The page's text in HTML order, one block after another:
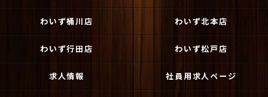
わいず桶川店 わいず北本店
わいず行田店 わいず松戸店
求人情報 社員用求人ページ